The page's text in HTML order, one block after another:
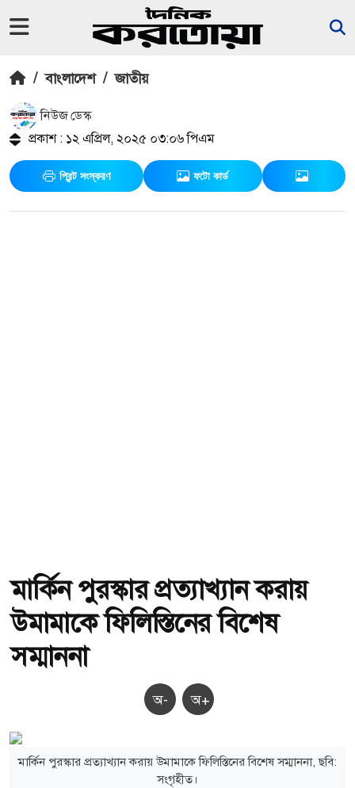
/ বাংলাদেশ / জাতীয়
নিউজ ডেস্ক
প্রকাশ : ১২ এপ্রিল, ২০২৫ ০৩:০৬ পিএম
প্রিন্ট সংস্করণ ফটো কার্ড
মার্কিন পুরস্কার প্রত্যাখ্যান করায়
উমামাকে ফিলিস্তিনের বিশেষ
সম্মাননা
অ- অ+
মার্কিন পুরস্কার প্রত্যাখ্যান করায় উমামাকে ফিলিস্তিনের বিশেষ সম্মাননা, ছবি:
সংগৃহীত।